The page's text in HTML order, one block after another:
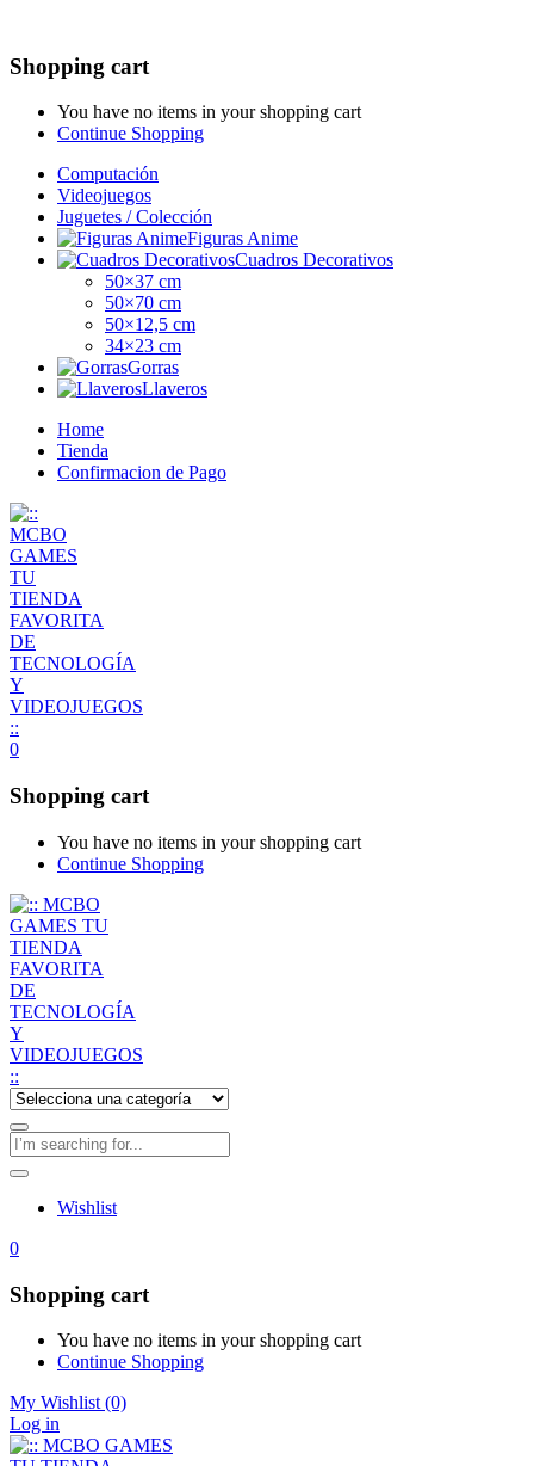
Shopping cart
You have no items in your shopping cart
Continue Shopping
Computación
Videojuegos
Juguetes / Colección
Figuras Anime
Cuadros Decorativos
50×37 cm
50×70 cm
50×12,5 cm
34×23 cm
Gorras
Llaveros
Home
Tienda
Confirmacion de Pago
0
Shopping cart
You have no items in your shopping cart
Continue Shopping
Wishlist
0
Shopping cart
You have no items in your shopping cart
Continue Shopping
My Wishlist (0)
Log in